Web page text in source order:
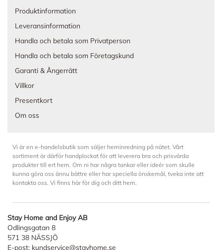
Produktinformation
Leveransinformation
Handla och betala som Privatperson
Handla och betala som Företagskund
Garanti & Ångerrätt
Villkor
Presentkort
Om oss
Vi är en e-handelsbutik som säljer heminredning på nätet. Vårt
sortiment är därför handplockat för att leverera bra och prisvärda
produkter till ert hem. Om ni har några tankar eller ideér som skulle
kunna göra oss ännu bättre eller har speciella önskemål, tveka inte att
kontakta oss. Vi finns här för dig och ditt hem.
Stay Home and Enjoy AB
Odlingsgatan 8
571 38 NÄSSJÖ
E-post: kundservice@stayhome.se